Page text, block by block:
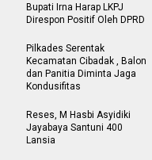
Bupati Irna Harap LKPJ
Direspon Positif Oleh DPRD
Pilkades Serentak
Kecamatan Cibadak , Balon
dan Panitia Diminta Jaga
Kondusifitas
Reses, M Hasbi Asyidiki
Jayabaya Santuni 400
Lansia